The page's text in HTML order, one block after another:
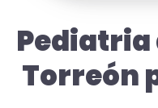
Pediatria
Torreón